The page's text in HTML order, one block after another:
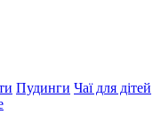
Пудинги Чаї для дітей